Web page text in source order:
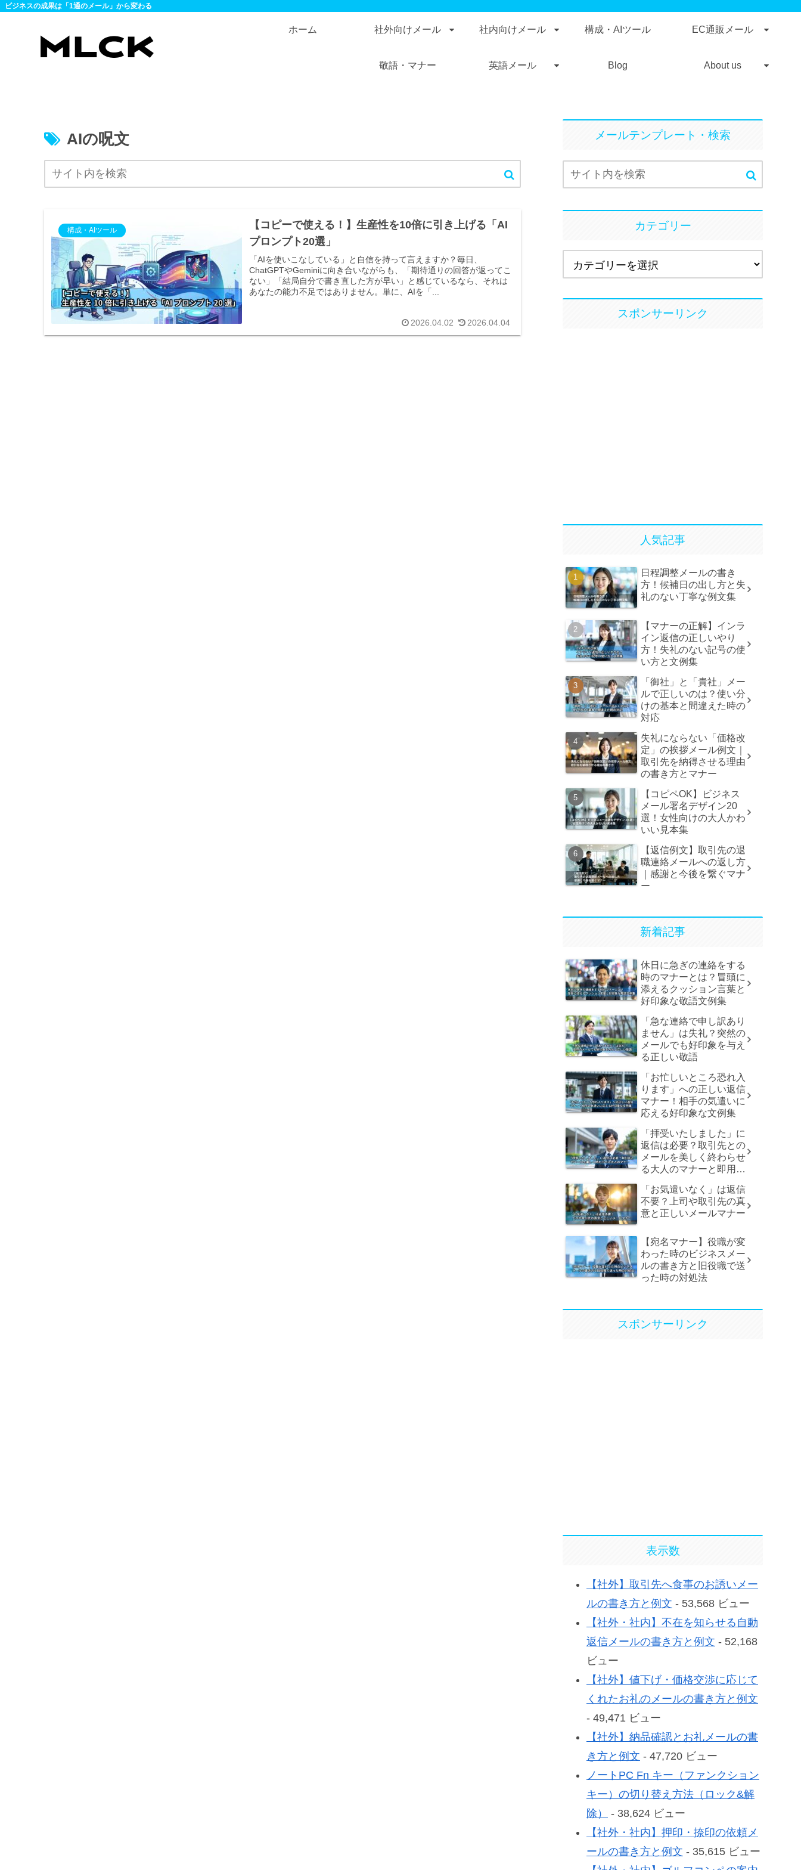
ビジネスの成果は「1通のメール」から変わる
ホーム 社外向けメール 社内向けメール 構成・AIツール EC通販メール
敬語・マナー 英語メール Blog About us
AIの呪文
構成・AIツール
【コピーで使える！】生産性を10倍に引き上げる「AI
プロンプト20選」
「AIを使いこなしている」と自信を持って言えますか？毎日、
ChatGPTやGeminiに向き合いながらも、「期待通りの回答が返ってこ
ない」「結局自分で書き直した方が早い」と感じているなら、それは
あなたの能力不足ではありません。単に、AIを「...
2026.04.02 2026.04.04
メールテンプレート・検索
カテゴリー
スポンサーリンク
人気記事
日程調整メールの書き
方！候補日の出し方と失
礼のない丁寧な例文集
【マナーの正解】インラ
イン返信の正しいやり
方！失礼のない記号の使
い方と文例集
「御社」と「貴社」メー
ルで正しいのは？使い分
けの基本と間違えた時の
対応
失礼にならない「価格改
定」の挨拶メール例文｜
取引先を納得させる理由
の書き方とマナー
【コピペOK】ビジネス
メール署名デザイン20
選！女性向けの大人かわ
いい見本集
【返信例文】取引先の退
職連絡メールへの返し方
｜感謝と今後を繋ぐマナ
ー
新着記事
休日に急ぎの連絡をする
時のマナーとは？冒頭に
添えるクッション言葉と
好印象な敬語文例集
「急な連絡で申し訳あり
ません」は失礼？突然の
メールでも好印象を与え
る正しい敬語
「お忙しいところ恐れ入
ります」への正しい返信
マナー！相手の気遣いに
応える好印象な文例集
「拝受いたしました」に
返信は必要？取引先との
メールを美しく終わらせ
る大人のマナーと即用文
「お気遣いなく」は返信
不要？上司や取引先の真
意と正しいメールマナー
【宛名マナー】役職が変
わった時のビジネスメー
ルの書き方と旧役職で送
った時の対処法
スポンサーリンク
表示数
【社外】取引先へ食事のお誘いメー
ルの書き方と例文 - 53,568 ビュー
【社外・社内】不在を知らせる自動
返信メールの書き方と例文 - 52,168
ビュー
【社外】値下げ・価格交渉に応じて
くれたお礼のメールの書き方と例文
- 49,471 ビュー
【社外】納品確認とお礼メールの書
き方と例文 - 47,720 ビュー
ノートPC Fn キー（ファンクション
キー）の切り替え方法（ロック&解
除）
- 38,624 ビュー
【社外・社内】押印・捺印の依頼メ
ールの書き方と例文 - 35,615 ビュー